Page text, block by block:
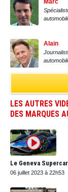
Marc
Alain
LES AUTRES
DES MARQUES
Le Geneva
06 juillet 2023 à 22h53